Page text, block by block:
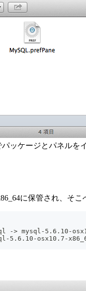
ッケージとパネルを
に保管され、そこ
mysql-5.6.10-
osx10.7-